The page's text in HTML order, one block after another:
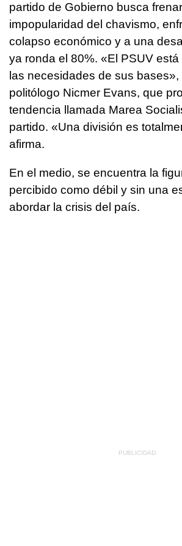
partido de Gobierno busca
impopularidad del chavismo,
colapso económico y a una
ya ronda el 80%. «El PSUV
las necesidades de sus bases»,
politólogo Nicmer Evans, que
tendencia llamada Marea
partido. «Una división es
afirma.
En el medio, se encuentra la
percibido como débil y sin una
abordar la crisis del país.